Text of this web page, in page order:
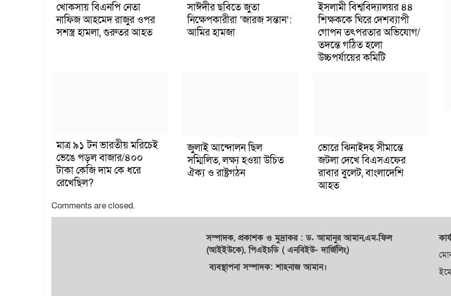
খোকসায় বিএনপি নেতা
নাফিজ আহমেদ রাজুর ওপর
সশস্ত্র হামলা, গুরুতর আহত
সাঈদীর ছবিতে জুতা
নিক্ষেপকারীরা ‘জারজ সন্তান’:
আমির হামজা
ইসলামী বিশ্ববিদ্যালয়র ৪৪
শিক্ষককে ঘিরে দেশব্যাপী
গোপন তৎপরতার অভিযোগ/
তদন্তে গঠিত হলো
উচ্চপর্যায়ের কমিটি
মাত্র ৯১ টন ভারতীয় মরিচেই
ভেঙে পড়ল বাজার/৪০০
টাকা কেজি দাম কে ধরে
রেখেছিল?
জুলাই আন্দোলন ছিল
সম্মিলিত, লক্ষ্য হওয়া উচিত
ঐক্য ও রাষ্ট্রগঠন
ভোরে ঝিনাইদহ সীমান্তে
জটলা দেখে বিএসএফের
রাবার বুলেট, বাংলাদেশি
আহত
Comments are closed.
সম্পাদক, প্রকাশকওমুদ্রাকর: ড. আমানুর আমান,এম.ফিল
(আইইউকে), পিএইচডি ( এনবিইউ- দার্জিলিং)
ব্যবস্থাপনা সম্পাদক: শাহনাজ আমান।